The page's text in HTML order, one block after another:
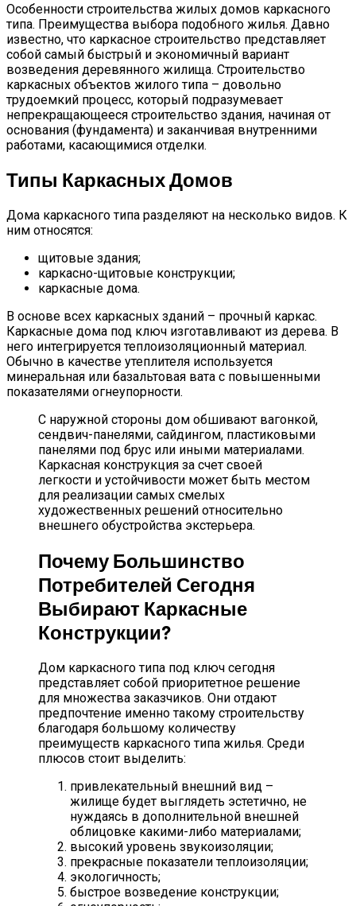
Особенности строительства жилых домов каркасного
типа. Преимущества выбора подобного жилья. Давно
известно, что каркасное строительство представляет
собой самый быстрый и экономичный вариант
возведения деревянного жилища. Строительство
каркасных объектов жилого типа – довольно
трудоемкий процесс, который подразумевает
непрекращающееся строительство здания, начиная от
основания (фундамента) и заканчивая внутренними
работами, касающимися отделки.
Типы Каркасных Домов
Дома каркасного типа разделяют на несколько видов. К
ним относятся:
щитовые здания;
каркасно-щитовые конструкции;
каркасные дома.
В основе всех каркасных зданий – прочный каркас.
Каркасные дома под ключ изготавливают из дерева. В
него интегрируется теплоизоляционный материал.
Обычно в качестве утеплителя используется
минеральная или базальтовая вата с повышенными
показателями огнеупорности.
С наружной стороны дом обшивают вагонкой,
сендвич-панелями, сайдингом, пластиковыми
панелями под брус или иными материалами.
Каркасная конструкция за счет своей
легкости и устойчивости может быть местом
для реализации самых смелых
художественных решений относительно
внешнего обустройства экстерьера.
Почему Большинство
Потребителей Сегодня
Выбирают Каркасные
Конструкции?
Дом каркасного типа под ключ сегодня
представляет собой приоритетное решение
для множества заказчиков. Они отдают
предпочтение именно такому строительству
благодаря большому количеству
преимуществ каркасного типа жилья. Среди
плюсов стоит выделить:
привлекательный внешний вид –
жилище будет выглядеть эстетично, не
нуждаясь в дополнительной внешней
облицовке какими-либо материалами;
высокий уровень звукоизоляции;
прекрасные показатели теплоизоляции;
экологичность;
быстрое возведение конструкции;